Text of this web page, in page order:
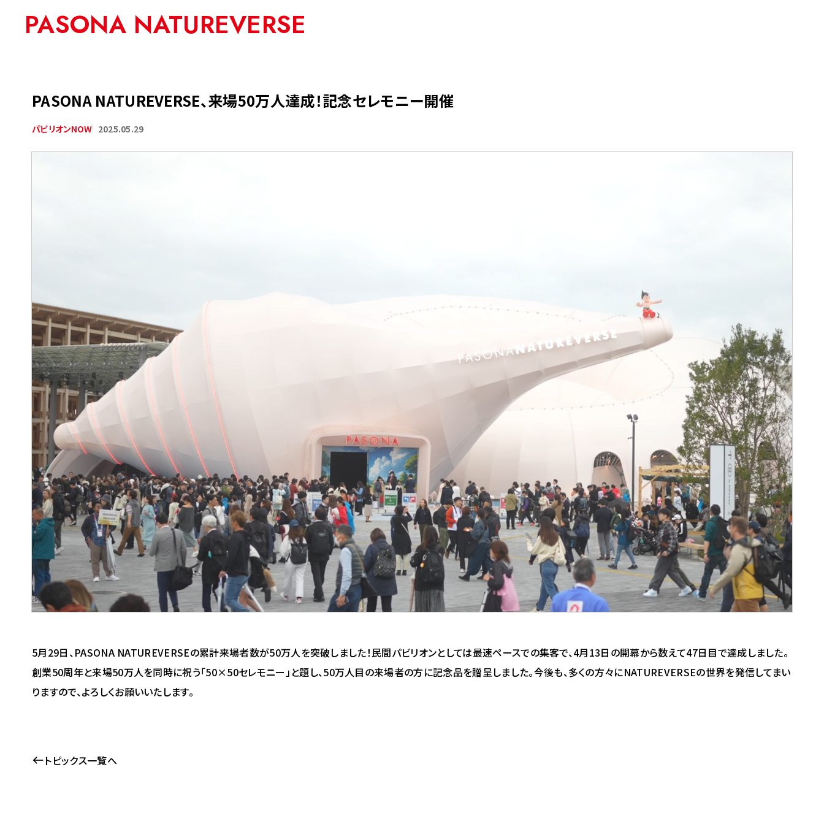
PASONA NATUREVERSE
PASONA NATUREVERSE、来場50万人達成！記念セレモニー開催
2025.05.29
5月29日、PASONA NATUREVERSEの累計来場者数が50万人を突破しました！民間パビリオンとしては最速ペースでの集客で、4月13日の開幕から数えて47日目で達成しました。
創業50周年と来場50万人を同時に祝う「50×50セレモニー」と題し、50万人目の来場者の方に記念品を贈呈しました。今後も、多くの方々にNATUREVERSEの世界を発信してまい
りますので、よろしくお願いいたします。
トピックス一覧へ